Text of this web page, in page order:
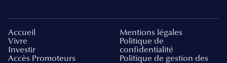
Accueil
Vivre
Investir
Accès Promoteurs
Mentions légales
Politique de
confidentialité
Politique de gestion des